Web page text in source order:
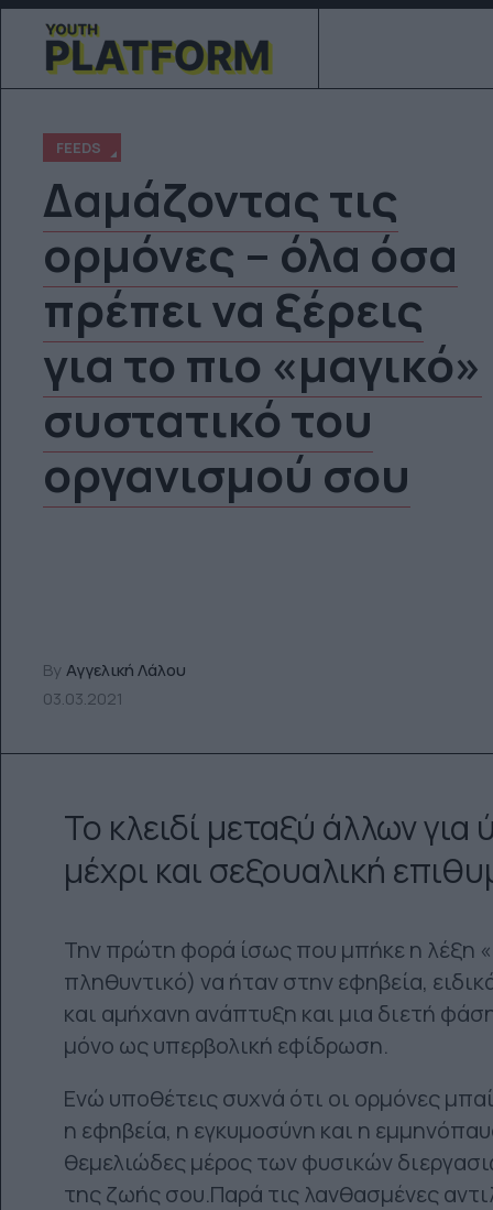
FEEDS
Δαμάζοντας τις
ορμόνες – όλα όσα
πρέπει να ξέρεις
για το πιο «μαγικό»
συστατικό του
οργανισμού σου
ByΑγγελική Λάλου
03.03.2021
Το κλειδί μεταξύ άλλων
μέχρι και σεξουαλική
Την πρώτη φορά ίσως που μπήκε η λέξη
πληθυντικό) να ήταν στην εφηβεία,
και αμήχανη ανάπτυξη και μια διετή
μόνο ως υπερβολική εφίδρωση.
Ενώ υποθέτεις συχνά ότι οι ορμόνες
η εφηβεία, η εγκυμοσύνη και η
θεμελιώδες μέρος των φυσικών
της ζωής σου.Παρά τις λανθασμένες